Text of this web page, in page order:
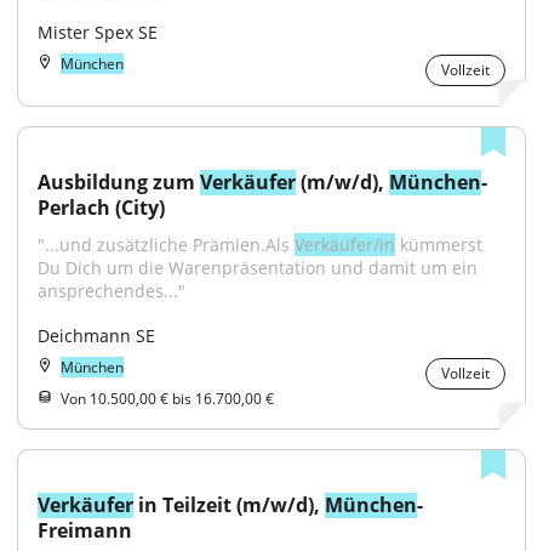
Mister Spex SE
München Vollzeit
Ausbildung zum Verkäufer (m/w/d), München-
Perlach (City)
"...und zusätzliche Prämien.Als Verkäufer/in kümmerst
Du Dich um die Warenpräsentation und damit um ein
ansprechendes..."
Deichmann SE
München
Vollzeit
Von 10.500,00 € bis 16.700,00 €
Verkäufer in Teilzeit (m/w/d), München-
Freimann